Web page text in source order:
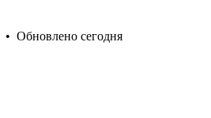
• Обновлено сегодня